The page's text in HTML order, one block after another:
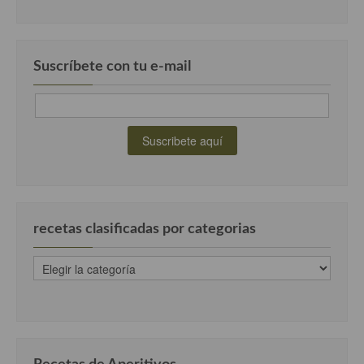
Suscríbete con tu e-mail
recetas clasificadas por categorias
recetas
clasificadas